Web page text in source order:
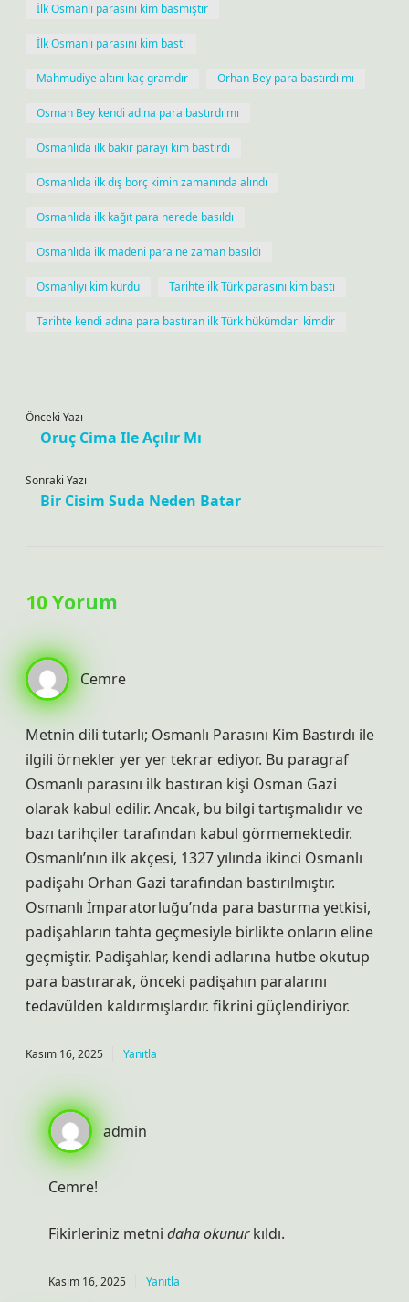
İlk Osmanlı parasını kim basmıştır
İlk Osmanlı parasını kim bastı
Mahmudiye altını kaç gramdır Orhan Bey para bastırdı mı
Osman Bey kendi adına para bastırdı mı
Osmanlıda ilk bakır parayı kim bastırdı
Osmanlıda ilk dış borç kimin zamanında alındı
Osmanlıda ilk kağıt para nerede basıldı
Osmanlıda ilk madeni para ne zaman basıldı
Osmanlıyı kim kurdu Tarihte ilk Türk parasını kim bastı
Tarihte kendi adına para bastıran ilk Türk hükümdarı kimdir
Önceki Yazı
Oruç Cima Ile Açılır Mı
Sonraki Yazı
Bir Cisim Suda Neden Batar
10 Yorum
Cemre
Metnin dili tutarlı; Osmanlı Parasını Kim Bastırdı ile
ilgili örnekler yer yer tekrar ediyor. Bu paragraf
Osmanlı parasını ilk bastıran kişi Osman Gazi
olarak kabul edilir. Ancak, bu bilgi tartışmalıdır ve
bazı tarihçiler tarafından kabul görmemektedir.
Osmanlı’nın ilk akçesi, 1327 yılında ikinci Osmanlı
padişahı Orhan Gazi tarafından bastırılmıştır.
Osmanlı İmparatorluğu’nda para bastırma yetkisi,
padişahların tahta geçmesiyle birlikte onların eline
geçmiştir. Padişahlar, kendi adlarına hutbe okutup
para bastırarak, önceki padişahın paralarını
tedavülden kaldırmışlardır. fikrini güçlendiriyor.
Kasım 16, 2025 Yanıtla
admin
Cemre!
Fikirleriniz metni daha okunurkıldı.
Kasım 16, 2025 Yanıtla